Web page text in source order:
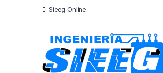
Sieeg Online